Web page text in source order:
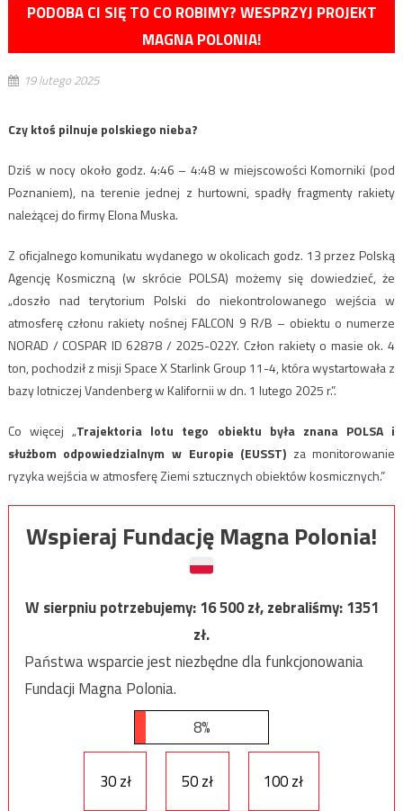
PODOBA CI SIĘ TO CO ROBIMY? WESPRZYJ PROJEKT
MAGNA POLONIA!
19 lutego 2025
Czy ktoś pilnuje polskiego nieba?
Dziś w nocy około godz. 4:46 – 4:48 w miejscowości Komorniki (pod
Poznaniem), na terenie jednej z hurtowni, spadły fragmenty rakiety
należącej do firmy Elona Muska.
Z oficjalnego komunikatu wydanego w okolicach godz. 13 przez Polską
Agencję Kosmiczną (w skrócie POLSA) możemy się dowiedzieć, że
„doszło nad terytorium Polski do niekontrolowanego wejścia w
atmosferę członu rakiety nośnej FALCON 9 R/B – obiektu o numerze
NORAD / COSPAR ID 62878 / 2025-022Y. Człon rakiety o masie ok. 4
ton, pochodził z misji Space X Starlink Group 11-4, która wystartowała z
bazy lotniczej Vandenberg w Kalifornii w dn. 1 lutego 2025 r.”.
Co więcej „Trajektoria lotu tego obiektu była znana POLSA i
służbom odpowiedzialnym w Europie (EUSST) za monitorowanie
ryzyka wejścia w atmosferę Ziemi sztucznych obiektów kosmicznych.”
Wspieraj Fundację Magna Polonia!
W sierpniu potrzebujemy:16 500zł, zebraliśmy:1351
zł.
Państwa wsparcie jest niezbędne dla funkcjonowania
Fundacji Magna Polonia.
8%
30 zł 50 zł 100 zł